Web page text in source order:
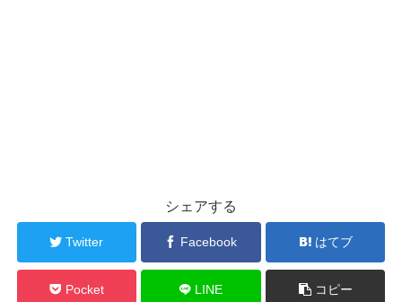
シェアする
Twitter Facebook はてブ
Pocket LINE コピー